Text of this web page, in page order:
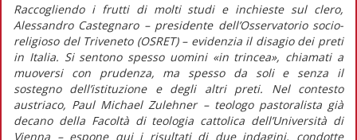
Raccogliendo i frutti di molti studi e inchieste sul clero,
Alessandro Castegnaro – presidente dell’Osservatorio socio-
religioso del Triveneto (OSRET) – evidenzia il disagio dei preti
in Italia. Si sentono spesso uomini «in trincea», chiamati a
muoversi con prudenza, ma spesso da soli e senza il
sostegno dell’istituzione e degli altri preti. Nel contesto
austriaco, Paul Michael Zulehner – teologo pastoralista già
decano della Facoltà di teologia cattolica dell’Università di
Vienna – espone qui i risultati di due indagini, condotte